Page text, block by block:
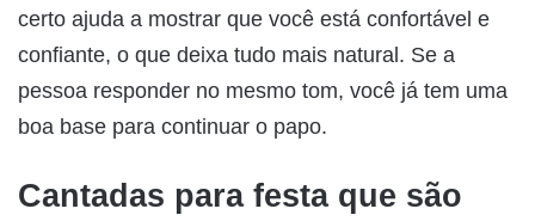
certo ajuda a mostrar que você está confortável e
confiante, o que deixa tudo mais natural. Se a
pessoa responder no mesmo tom, você já tem uma
boa base para continuar o papo.
Cantadas para festa que são